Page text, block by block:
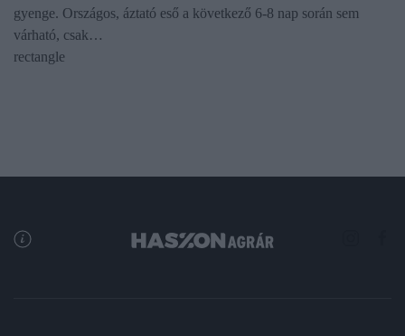
gyenge. Országos, áztató eső a következő 6-8 nap során sem
várható, csak…
rectangle